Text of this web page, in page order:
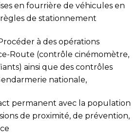
en fourrière de véhicules en
de stationnement
à des opérations
Route (contrôle cinémomètre,
ainsi que des contrôles
nationale,
permanent avec la population
de proximité, de prévention,